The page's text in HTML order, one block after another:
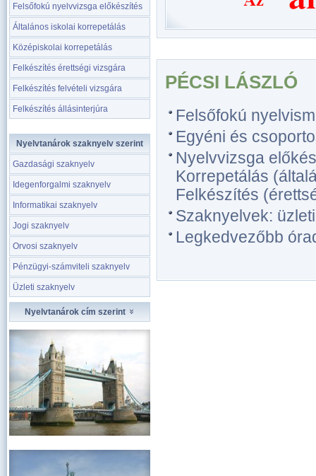
Felsőfokú nyelvvizsga előkészítés
Általános iskolai korrepetálás
Középiskolai korrepetálás
Felkészítés érettségi vizsgára
Felkészítés felvételi vizsgára
Felkészítés állásinterjúra
Nyelvtanárok szaknyelv szerint
Gazdasági szaknyelv
Idegenforgalmi szaknyelv
Informatikai szaknyelv
Jogi szaknyelv
Orvosi szaknyelv
Pénzügyi-számviteli szaknyelv
Üzleti szaknyelv
Nyelvtanárok cím szerint
PÉCSI LÁSZLÓ
Felsőfokú
Egyéni és
Nyelvvizsga
Korrepetálás
Felkészítés
Szaknyelvek:
Legkedvezőbb